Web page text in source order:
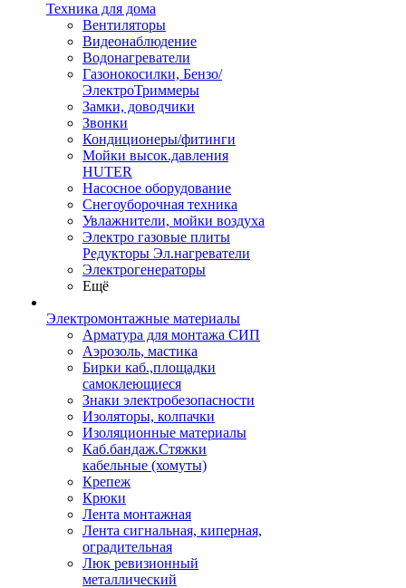
Техника для дома
Вентиляторы
Видеонаблюдение
Водонагреватели
Газонокосилки, Бензо/
ЭлектроТриммеры
Замки, доводчики
Звонки
Кондиционеры/фитинги
Мойки высок.давления
HUTER
Насосное оборудование
Снегоуборочная техника
Увлажнители, мойки воздуха
Электро газовые плиты
Редукторы Эл.нагреватели
Электрогенераторы
Ещё
Электромонтажные материалы
Арматура для монтажа СИП
Аэрозоль, мастика
Бирки каб.,площадки
самоклеющиеся
Знаки электробезопасности
Изоляторы, колпачки
Изоляционные материалы
Каб.бандаж.Стяжки
кабельные (хомуты)
Крепеж
Крюки
Лента монтажная
Лента сигнальная, киперная,
оградительная
Люк ревизионный
металлический